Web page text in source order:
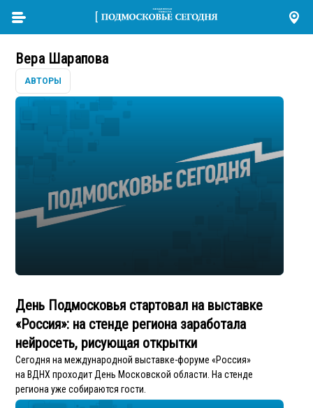
Вера Шарапова
АВТОРЫ
День Подмосковья стартовал на выставке
«Россия»: на стенде региона заработала
нейросеть, рисующая открытки
Сегодня на международной выставке-форуме «Россия»
на ВДНХ проходит День Московской области. На стенде
региона уже собираются гости.